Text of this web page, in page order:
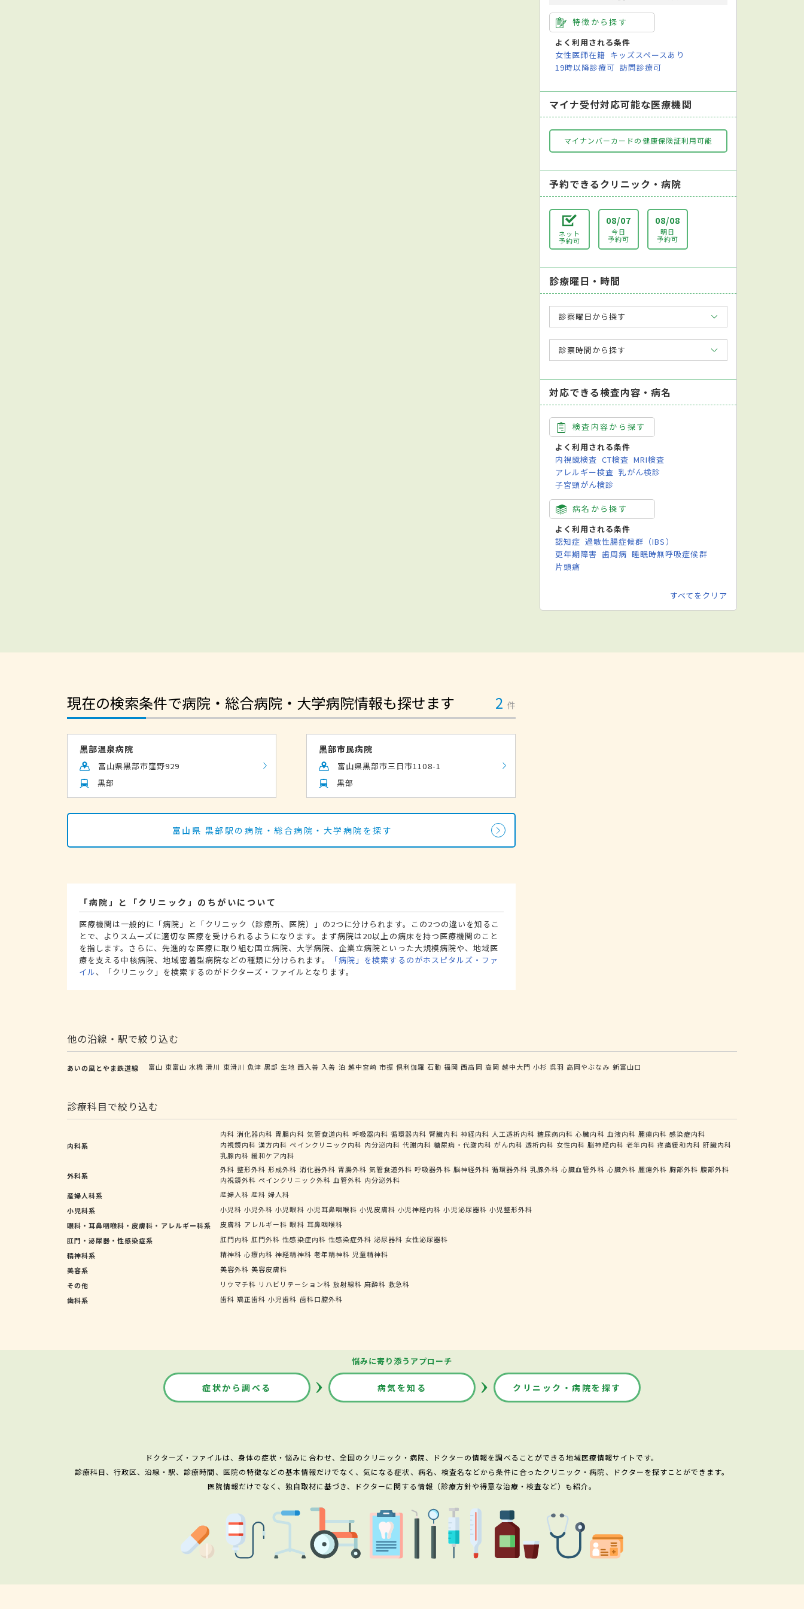
特徴から探す
よく利用される条件
女性医師在籍 キッズスペースあり
19時以降診療可 訪問診療可
マイナ受付対応可能な医療機関
マイナンバーカードの健康保険証利用可能
予約できるクリニック・病院
ネット
予約可
08/07
今日
予約可
08/08
明日
予約可
診療曜日・時間
診察曜日から探す
診察時間から探す
対応できる検査内容・病名
検査内容から探す
よく利用される条件
内視鏡検査 CT検査 MRI検査
アレルギー検査 乳がん検診
子宮頸がん検診
病名から探す
よく利用される条件
認知症 過敏性腸症候群（IBS）
更年期障害 歯周病 睡眠時無呼吸症候群
片頭痛
すべてをクリア
現在の検索条件で病院・総合病院・大学病院情報も探せます 2 件
黒部温泉病院
富山県黒部市窪野929
黒部
黒部市民病院
富山県黒部市三日市1108-1
黒部
富山県 黒部駅の病院・総合病院・大学病院を探す
「病院」と「クリニック」のちがいについて
医療機関は一般的に「病院」と「クリニック（診療所、医院）」の2つに分けられます。この2つの違いを知るこ
とで、よりスムーズに適切な医療を受けられるようになります。まず病院は20以上の病床を持つ医療機関のこと
を指します。さらに、先進的な医療に取り組む国立病院、大学病院、企業立病院といった大規模病院や、地域医
療を支える中核病院、地域密着型病院などの種類に分けられます。
「病院」を検索するのがホスピタルズ・ファ
イル、「クリニック」を検索するのがドクターズ・ファイルとなります。
他の沿線・駅で絞り込む
あいの風とやま鉄道線 富山 東富山 水橋 滑川 東滑川 魚津 黒部 生地 西入善 入善 泊 越中宮崎 市振 倶利伽羅 石動 福岡 西高岡 高岡 越中大門 小杉 呉羽 高岡やぶなみ 新富山口
診療科目で絞り込む
内科系
内科 消化器内科 胃腸内科 気管食道内科 呼吸器内科 循環器内科 腎臓内科 神経内科 人工透析内科 糖尿病内科 心臓内科 血液内科 腫瘍内科 感染症内科
内視鏡内科 漢方内科 ペインクリニック内科 内分泌内科 代謝内科 糖尿病・代謝内科 がん内科 透析内科 女性内科 脳神経内科 老年内科 疼痛緩和内科 肝臓内科
乳腺内科 緩和ケア内科
外科系
外科 整形外科 形成外科 消化器外科 胃腸外科 気管食道外科 呼吸器外科 脳神経外科 循環器外科 乳腺外科 心臓血管外科 心臓外科 腫瘍外科 胸部外科 腹部外科
内視鏡外科 ペインクリニック外科 血管外科 内分泌外科
産婦人科系
産婦人科 産科 婦人科
小児科系
小児科 小児外科 小児眼科 小児耳鼻咽喉科 小児皮膚科 小児神経内科 小児泌尿器科 小児整形外科
眼科・耳鼻咽喉科・皮膚科・アレルギー科系
皮膚科 アレルギー科 眼科 耳鼻咽喉科
肛門・泌尿器・性感染症系
肛門内科 肛門外科 性感染症内科 性感染症外科 泌尿器科 女性泌尿器科
精神科系
精神科 心療内科 神経精神科 老年精神科 児童精神科
美容系
美容外科 美容皮膚科
その他
リウマチ科 リハビリテーション科 放射線科 麻酔科 救急科
歯科系
歯科 矯正歯科 小児歯科 歯科口腔外科
悩みに寄り添うアプローチ
症状から調べる 病気を知る クリニック・病院を探す
ドクターズ・ファイルは、身体の症状・悩みに合わせ、全国のクリニック・病院、ドクターの情報を調べることができる地域医療情報サイトです。
診療科目、行政区、沿線・駅、診療時間、医院の特徴などの基本情報だけでなく、気になる症状、病名、検査名などから条件に合ったクリニック・病院、ドクターを探すことができます。
医院情報だけでなく、独自取材に基づき、ドクターに関する情報（診療方針や得意な治療・検査など）も紹介。